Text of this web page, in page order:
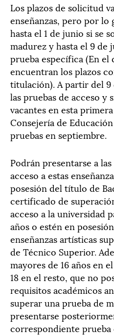
Los plazos de solicitud
enseñanzas, pero por lo
hasta el 1 de junio si se
madurez y hasta el 9 de
prueba específica (En
encuentran los plazos
titulación). A partir del 9
las pruebas de acceso y
vacantes en esta
Consejería de
pruebas en septiembre.
Podrán presentarse a
acceso a estas
posesión del título de
certificado de
acceso a la universidad
años o estén en
enseñanzas artísticas
de Técnico Superior.
mayores de 16 años en
18 en el resto, que no
requisitos académicos
superar una prueba de
presentarse
correspondiente prueba